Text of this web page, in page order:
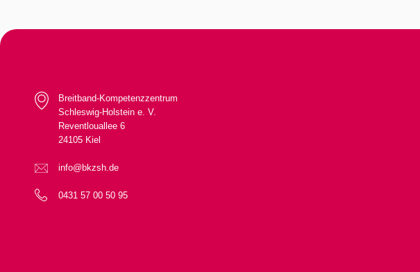
Breitband-Kompetenzzentrum
Schleswig-Holstein e. V.
Reventlouallee 6
24105 Kiel
info@bkzsh.de
0431 57 00 50 95